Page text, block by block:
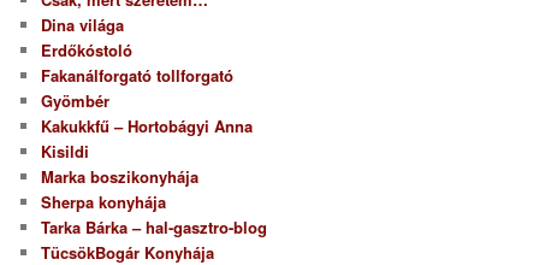
Dina világa
Erdőkóstoló
Fakanálforgató tollforgató
Gyömbér
Kakukkfű – Hortobágyi Anna
Kisildi
Marka boszikonyhája
Sherpa konyhája
Tarka Bárka – hal-gasztro-blog
TücsökBogár Konyhája